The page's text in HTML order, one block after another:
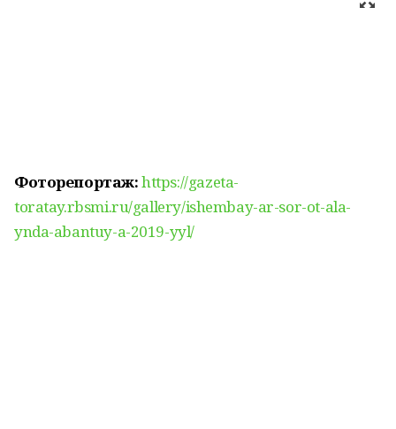
Фоторепортаж:https://gazeta-
toratay.rbsmi.ru/gallery/ishembay-ar-sor-ot-ala-
ynda-abantuy-a-2019-yyl/